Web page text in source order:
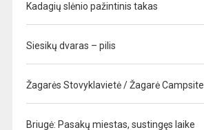
Kadagių slėnio pažintinis takas
Siesikų dvaras – pilis
Žagarės Stovyklavietė / Žagarė Campsite
Briugė: Pasakų miestas, sustingęs laike